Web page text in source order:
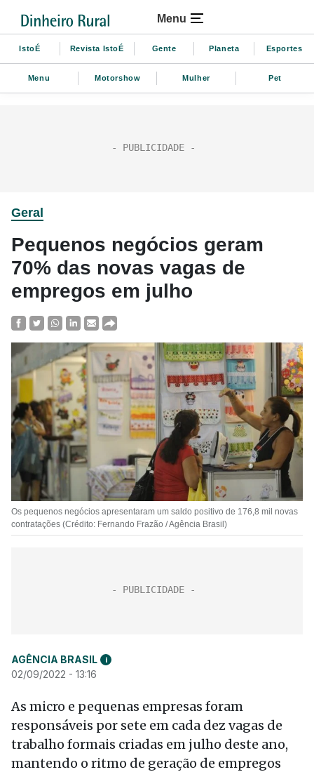
Menu
IstoÉ Revista IstoÉ Gente Planeta Esportes
Menu Motorshow Mulher Pet
Geral
Pequenos negócios geram
70% das novas vagas de
empregos em julho
Os pequenos negócios apresentaram um saldo positivo de 176,8 mil novas
contratações (Crédito: Fernando Frazão / Agência Brasil)
AGÊNCIA BRASIL i
02/09/2022 - 13:16
As micro e pequenas empresas foram
responsáveis por sete em cada dez vagas de
trabalho formais criadas em julho deste ano,
mantendo o ritmo de geração de empregos